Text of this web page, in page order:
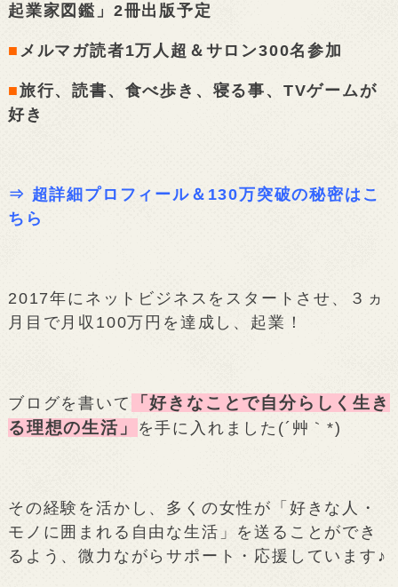
起業家図鑑」2冊出版予定
■ メルマガ読者1万人超＆サロン300名参加
■旅行、読書、食べ歩き、寝る事、TVゲームが
好き
⇒ 超詳細プロフィール＆130万突破の秘密はこ
ちら
2017年にネットビジネスをスタートさせ、３ヵ
月目で月収100万円を達成し、起業！
ブログを書いて
「好きなことで自分らしく生き
る理想の生活」
を手に入れました(´艸｀*)
その経験を活かし、多くの女性が「好きな人・
モノに囲まれる自由な生活」を送ることができ
るよう、微力ながらサポート・応援しています♪